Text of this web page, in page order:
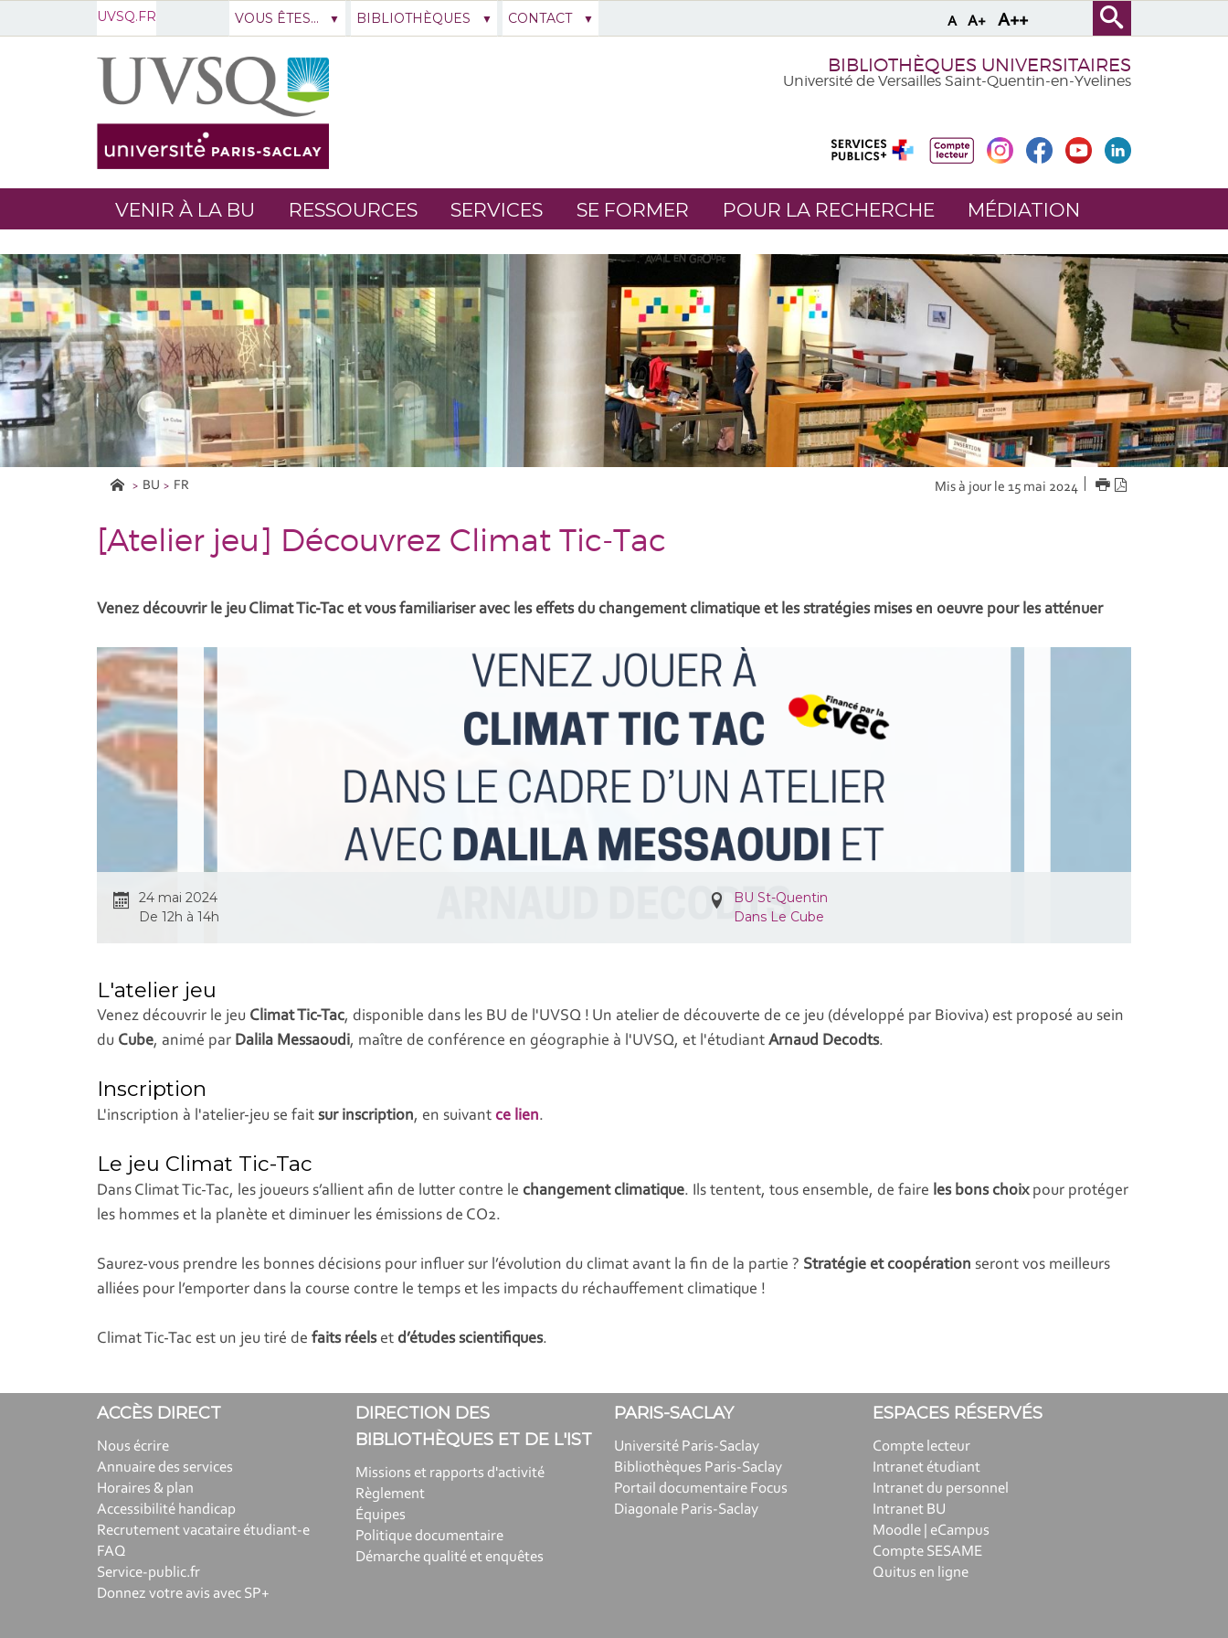
A A+ A++
UVSQ.FR
BIBLIOTHÈQUES UNIVERSITAIRES
Université de Versailles Saint-Quentin-en-Yvelines
VENIR À LA BU RESSOURCES SERVICES SE FORMER POUR LA RECHERCHE MÉDIATION
BU FR Mis à jour le 15 mai 2024 IMPRIMER
[Atelier jeu] Découvrez Climat Tic-Tac
Venez découvrir le jeu Climat Tic-Tac et vous familiariser avec les effets du changement climatique et les stratégies mises en oeuvre pour les atténuer
24 mai 2024
De 12h à 14h
BU St-Quentin
Dans Le Cube
L'atelier jeu
Venez découvrir le jeu Climat Tic-Tac, disponible dans les BU de l'UVSQ ! Un atelier de découverte de ce jeu (développé par Bioviva) est proposé au sein
du Cube, animé par Dalila Messaoudi, maître de conférence en géographie à l'UVSQ, et l'étudiant Arnaud Decodts.
Inscription
L'inscription à l'atelier-jeu se fait sur inscription, en suivant ce lien.
Le jeu Climat Tic-Tac
Dans Climat Tic-Tac, les joueurs s’allient afin de lutter contre le changement climatique. Ils tentent, tous ensemble, de faire les bons choixpour protéger
les hommes et la planète et diminuer les émissions de CO2.
Saurez-vous prendre les bonnes décisions pour influer sur l’évolution du climat avant la fin de la partie ? Stratégie et coopération seront vos meilleurs
alliées pour l’emporter dans la course contre le temps et les impacts du réchauffement climatique !
Climat Tic-Tac est un jeu tiré de faits réelset d’études scientifiques.
VOUS ÊTES... BIBLIOTHÈQUES CONTACT
ACCÈS DIRECT
Nous écrire
Annuaire des services
Horaires & plan
Accessibilité handicap
Recrutement vacataire étudiant-e
FAQ
Service-public.fr
Donnez votre avis avec SP+
DIRECTION DES
BIBLIOTHÈQUES ET DE L'IST
Missions et rapports d'activité
Règlement
Équipes
Politique documentaire
Démarche qualité et enquêtes
PARIS-SACLAY
Université Paris-Saclay
Bibliothèques Paris-Saclay
Portail documentaire Focus
Diagonale Paris-Saclay
ESPACES RÉSERVÉS
Compte lecteur
Intranet étudiant
Intranet du personnel
Intranet BU
Moodle | eCampus
Compte SESAME
Quitus en ligne